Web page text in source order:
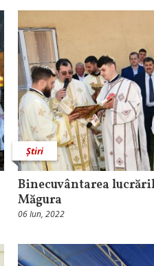
Știri
Binecuvântarea
Măgura
06 Iun, 2022